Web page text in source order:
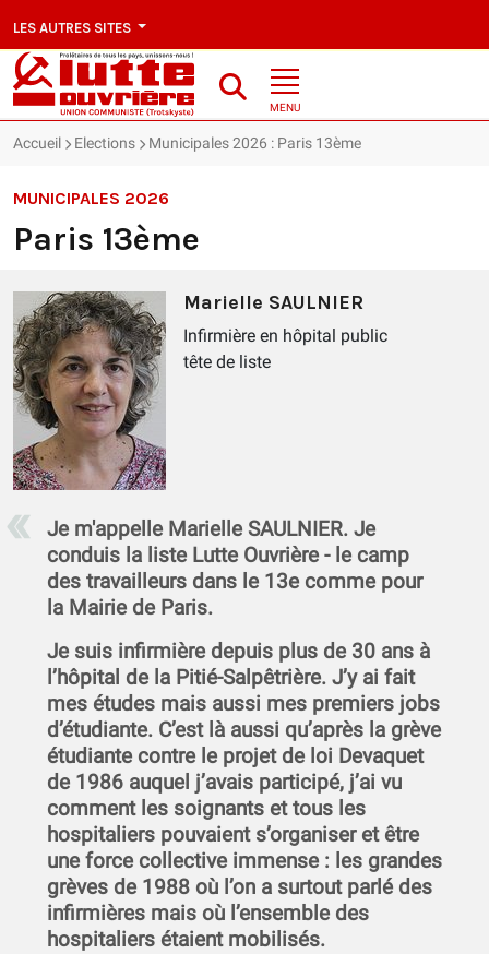
LES AUTRES SITES
MENU
Accueil Elections Municipales 2026 : Paris 13ème
MUNICIPALES 2026
Paris 13ème
Marielle SAULNIER
Infirmière en hôpital public
tête de liste
Je m'appelle Marielle SAULNIER. Je
conduis la liste Lutte Ouvrière - le camp
des travailleurs dans le 13e comme pour
la Mairie de Paris.
Je suis infirmière depuis plus de 30 ans à
l’hôpital de la Pitié-Salpêtrière. J’y ai fait
mes études mais aussi mes premiers jobs
d’étudiante. C’est là aussi qu’après la grève
étudiante contre le projet de loi Devaquet
de 1986 auquel j’avais participé, j’ai vu
comment les soignants et tous les
hospitaliers pouvaient s’organiser et être
une force collective immense : les grandes
grèves de 1988 où l’on a surtout parlé des
infirmières mais où l’ensemble des
hospitaliers étaient mobilisés.